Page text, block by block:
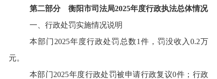
第二部分 衡阳市司法局2025年度行政执法总体情况
一、行政处罚实施情况说明
本部门 2025年度行政处罚总数1 件 ，罚没收入0.2万
元。
本部门2025年度行政处罚被申请行政复议0件 ；行政